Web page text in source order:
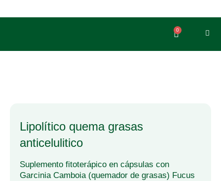
contenido
0
Carrito
lipolítico quema grasas
anticelulitico
Suplemento fitoterápico en cápsulas con
Garcinia Camboia (quemador de grasas) Fucus